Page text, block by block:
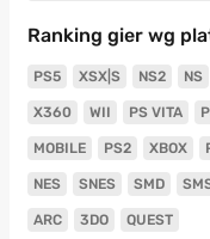
Ranking gier wg
PS5 XSX|S NS2 NS
X360 WII PS VITA
MOBILE PS2 XBOX
NES SNES SMD
ARC 3DO QUEST